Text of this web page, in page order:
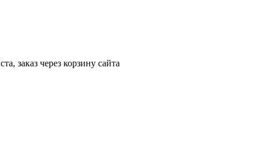
заказ через корзину сайта